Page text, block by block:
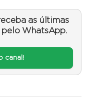
as últimas
pelo WhatsApp.
canal!